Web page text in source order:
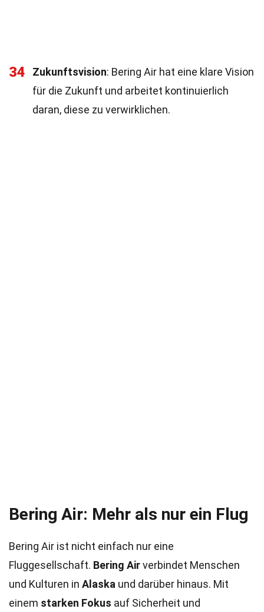
34 Zukunftsvision: Bering Air hat eine klare Vision
für die Zukunft und arbeitet kontinuierlich
daran, diese zu verwirklichen.
Bering Air: Mehr als nur ein Flug
Bering Air ist nicht einfach nur eine
Fluggesellschaft. Bering Airverbindet Menschen
und Kulturen in Alaska und darüber hinaus. Mit
einem starken Fokus auf Sicherheit und